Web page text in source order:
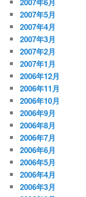
2007年5月
2007年4月
2007年3月
2007年2月
2007年1月
2006年12月
2006年11月
2006年10月
2006年9月
2006年8月
2006年7月
2006年6月
2006年5月
2006年4月
2006年3月